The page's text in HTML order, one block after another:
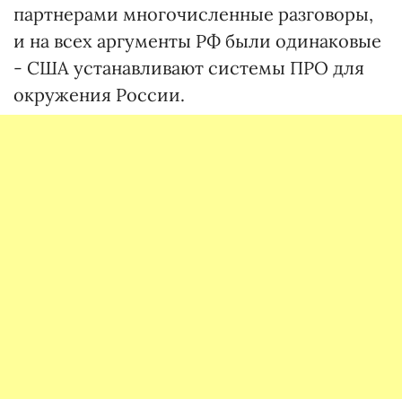
партнерами многочисленные разговоры,
и на всех аргументы РФ были одинаковые
- США устанавливают системы ПРО для
окружения России.